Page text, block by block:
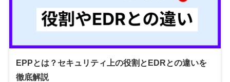
EPPとは？セキュリティ上の役割とEDRとの違いを
徹底解説